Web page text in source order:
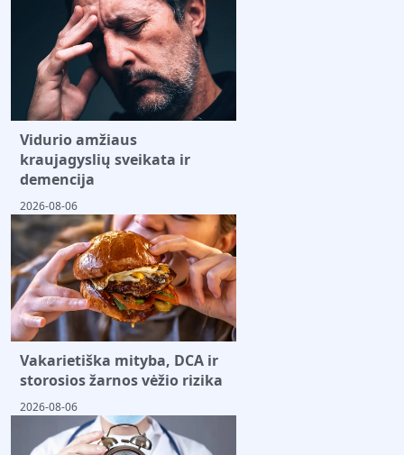
Vidurio amžiaus
kraujagyslių sveikata ir
demencija
2026-08-06
Vakarietiška mityba, DCA ir
storosios žarnos vėžio rizika
2026-08-06